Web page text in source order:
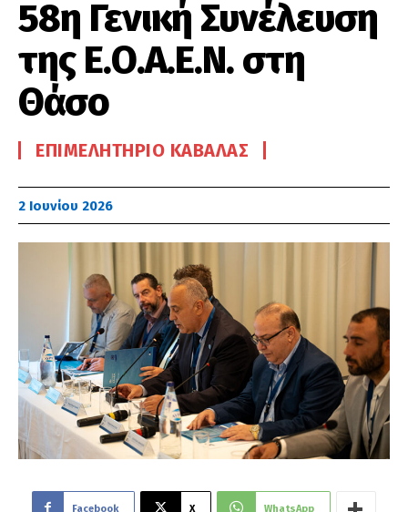
58η Γενική Συνέλευση
της Ε.Ο.Α.Ε.Ν. στη
Θάσο
ΕΠΙΜΕΛΗΤΉΡΙΟ ΚΑΒΆΛΑΣ
2 Ιουνίου 2026
Facebook X WhatsApp